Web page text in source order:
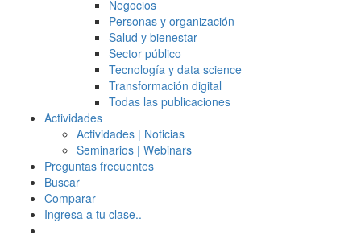
Negocios
Personas y organización
Salud y bienestar
Sector público
Tecnología y data science
Transformación digital
Todas las publicaciones
Actividades
Actividades | Noticias
Seminarios | Webinars
Preguntas frecuentes
Buscar
Comparar
Ingresa a tu clase..